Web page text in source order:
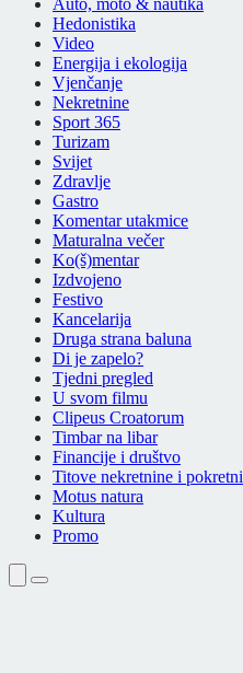
Auto, moto & nautika
Hedonistika
Video
Energija i ekologija
Vjenčanje
Nekretnine
Sport 365
Turizam
Svijet
Zdravlje
Gastro
Komentar utakmice
Maturalna večer
Ko(š)mentar
Izdvojeno
Festivo
Kancelarija
Druga strana baluna
Di je zapelo?
Tjedni pregled
U svom filmu
Clipeus Croatorum
Timbar na libar
Financije i društvo
Titove nekretnine i
Motus natura
Kultura
Promo